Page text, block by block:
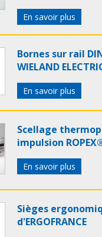
En savoir plus
Bornes sur rail
WIELAND
En savoir plus
Scellage
impulsion
En savoir plus
Sièges
d'ERGOFRANCE